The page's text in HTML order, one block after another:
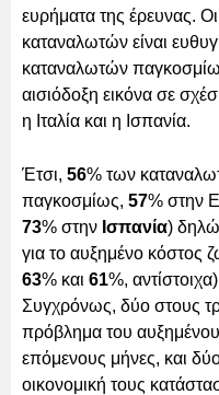
ευρήματα της έρευνας.
καταναλωτών είναι
καταναλωτών
αισιόδοξη εικόνα σε
η Ιταλία και η Ισπανία.
Έτσι, 56% των
παγκοσμίως, 57% στην
73% στην Ισπανία)
για το αυξημένο κόστος
63% και 61%,
Συγχρόνως, δύο στους
πρόβλημα του
επόμενους μήνες, και
οικονομική τους